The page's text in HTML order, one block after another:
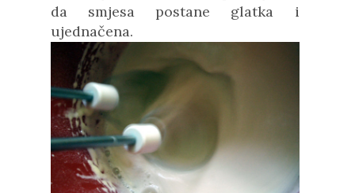
da smjesa postane glatka i
ujednačena.